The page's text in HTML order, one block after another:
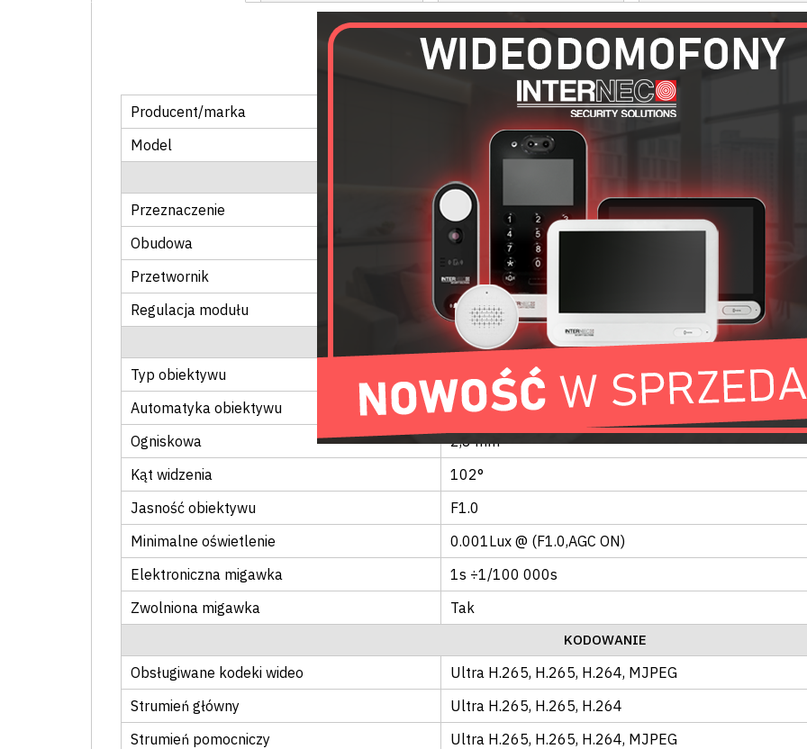
DANE TECHNICZNE
Producent/marka
INTERNEC
Model
i6-C55650D-LM 2.8mm
Przeznaczenie Wewnątrz, zewnątrz
Obudowa
Kopuła
Przetwornik
1/2,7” Progressive Scan CMOS
Regulacja modułu
3D
OBIEKTYW
Typ obiektywu
Stałoogniskowy
Automatyka obiektywu
Brak
Ogniskowa
2,8 mm
Kąt widzenia
102°
Jasność obiektywu
F1.0
Minimalne oświetlenie
0.001Lux @ (F1.0,AGC ON)
Elektroniczna migawka
1s ÷1/100 000s
Zwolniona migawka
Tak
KODOWANIE
Obsługiwane kodeki wideo Ultra H.265, H.265, H.264, MJPEG
Strumień główny
Ultra H.265, H.265, H.264
Strumień pomocniczy
Ultra H.265, H.265, H.264, MJPEG